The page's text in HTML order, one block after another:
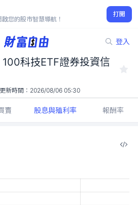
您的股市智慧導航！
打開
登入
技ETF證券投資信託基金 009818
-0.97%
科技ETF證券投資信
新時間： 2026/08/06 05:30
賣 股息與殖利率 報酬率